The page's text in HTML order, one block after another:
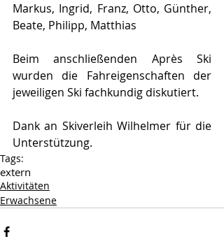
Markus, Ingrid, Franz, Otto, Günther,
Beate, Philipp, Matthias
Beim anschließenden Après Ski
wurden die Fahreigenschaften der
jeweiligen Ski fachkundig diskutiert.
Dank an Skiverleih Wilhelmer für die
Unterstützung.
Tags:
extern
Aktivitäten
Erwachsene